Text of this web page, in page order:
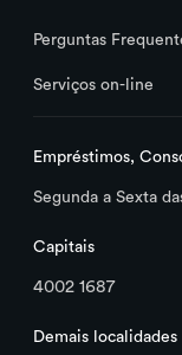
Perguntas
Serviços on-line
Empréstimos,
Segunda a Sexta
Capitais
4002 1687
Demais localidades